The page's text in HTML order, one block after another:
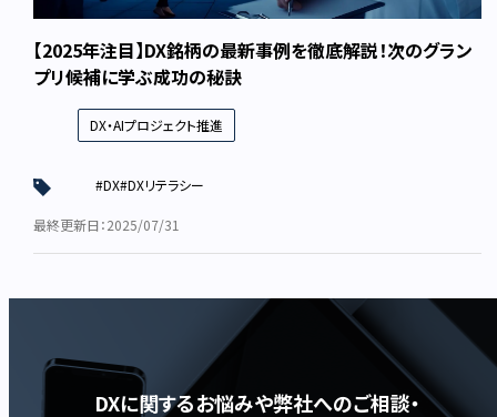
【2025年注目】DX銘柄の最新事例を徹底解説！次のグラン
プリ候補に学ぶ成功の秘訣
DX・AIプロジェクト推進
#DX#DXリテラシー
最終更新日：2025/07/31
DXに関するお悩みや弊社へのご相談・